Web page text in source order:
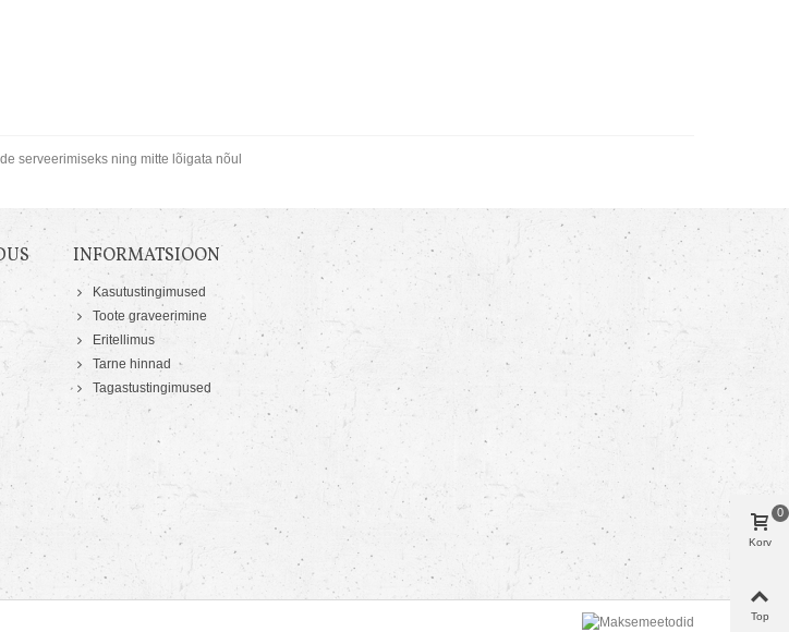
serveerimiseks ning mitte lõigata nõul
INFORMATSIOON
Kasutustingimused
Toote graveerimine
Eritellimus
Tarne hinnad
Tagastustingimused
Korv
0
Top